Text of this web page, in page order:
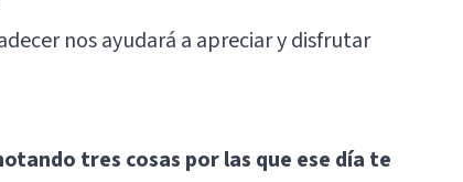
nos ayudará a apreciar y disfrutar
tres cosas por las que ese día te